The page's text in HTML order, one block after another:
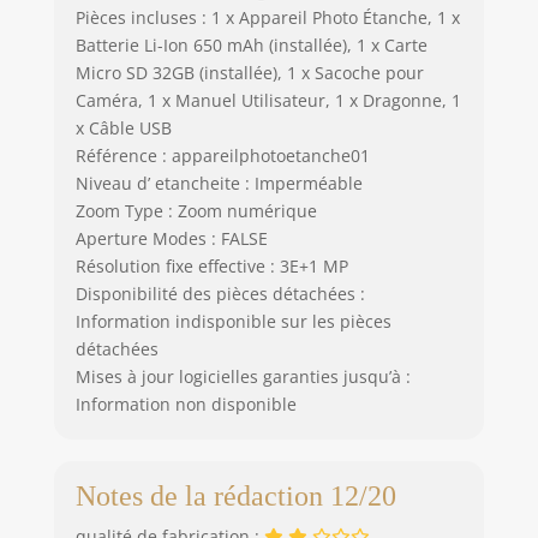
Pièces incluses : 1 x Appareil Photo Étanche, 1 x
Batterie Li-Ion 650 mAh (installée), 1 x Carte
Micro SD 32GB (installée), 1 x Sacoche pour
Caméra, 1 x Manuel Utilisateur, 1 x Dragonne, 1
x Câble USB
Référence : appareilphotoetanche01
Niveau d’ etancheite : Imperméable
Zoom Type : Zoom numérique
Aperture Modes : FALSE
Résolution fixe effective : 3E+1 MP
Disponibilité des pièces détachées :
Information indisponible sur les pièces
détachées
Mises à jour logicielles garanties jusqu’à :
Information non disponible
Notes de la rédaction 12/20